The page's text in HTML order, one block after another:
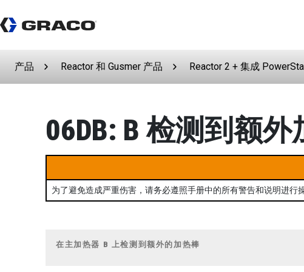
产品 Reactor 和 Gusmer 产品 Reactor 2 + 集成
06DB: B 检测到额
为了避免造成严重伤害，请务必遵照手册中的所有警告和说明进行
在主加热器 B 上检测到额外的加热棒